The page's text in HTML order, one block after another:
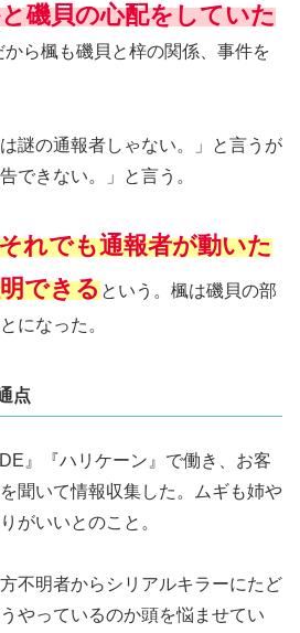
磯貝の心配をしていた
ら楓も磯貝と梓の関係、事件を
謎の通報者しゃない。」と言うが
できない。」と言う。
れでも通報者が動いた
できるという。楓は磯貝の部
になった。
点
』『ハリケーン』で働き、お客
聞いて情報収集した。ムギも姉や
がいいとのこと。
不明者からシリアルキラーにたど
やっているのか頭を悩ませてい